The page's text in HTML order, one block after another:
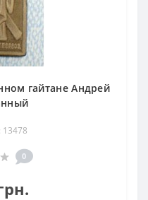
гайтане Андрей
13478
0